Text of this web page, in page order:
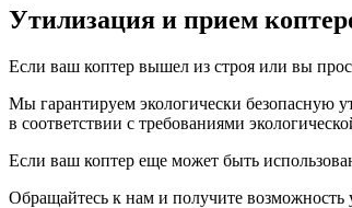
Утилизация и прием
Если ваш коптер вышел из строя или вы
Мы гарантируем экологически безопасную
в соответствии с требованиями
Если ваш коптер еще может быть
Обращайтесь к нам и получите возможность